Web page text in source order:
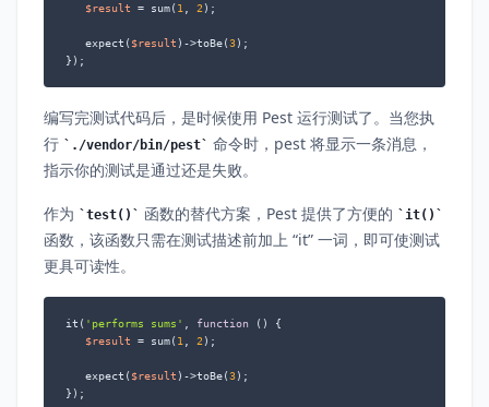
$result = sum( 1 2 );
   expect(
$result )->toBe(3);
});
编写完测试代码后，是时候使用 Pest 运行测试了。当您执
行
./vendor/bin/pest
命令时，pest 将显示一条消息，
指示你的测试是通过还是失败。
作为 test() 函数的替代方案，Pest 提供了方便的 it()
函数，该函数只需在测试描述前加上 “it” 一词，即可使测试
更具可读性。
it( 'performs sums' function ( )
{
$result = sum( 1 2 );
   expect(
$result )->toBe(3);
});